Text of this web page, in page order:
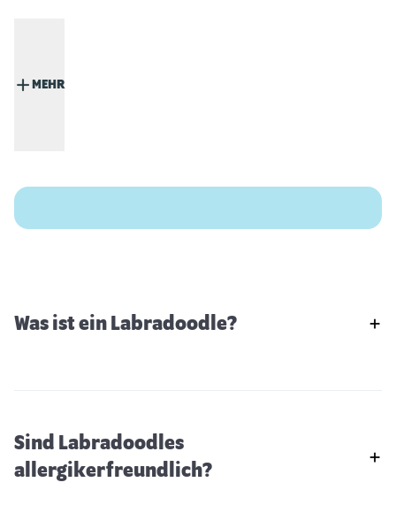
MEHR
Was ist ein Labradoodle?
Sind Labradoodles
allergikerfreundlich?